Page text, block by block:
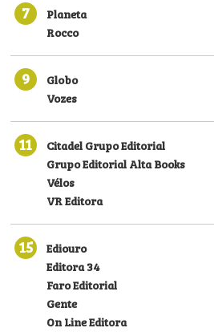
7
Planeta
Rocco
9
Globo
Vozes
11
Citadel Grupo Editorial
Grupo Editorial Alta Books
Vélos
VR Editora
15
Ediouro
Editora 34
Faro Editorial
Gente
On Line Editora